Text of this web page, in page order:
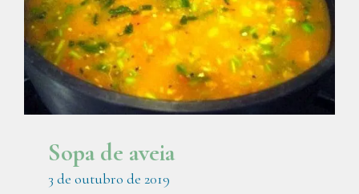
Sopa de aveia
3 de outubro de 2019